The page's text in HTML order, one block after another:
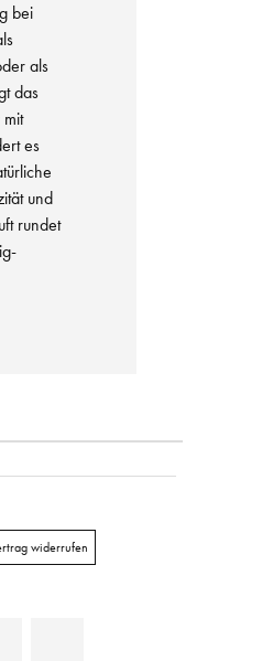
bei
als
das
es
und
rundet
widerrufen